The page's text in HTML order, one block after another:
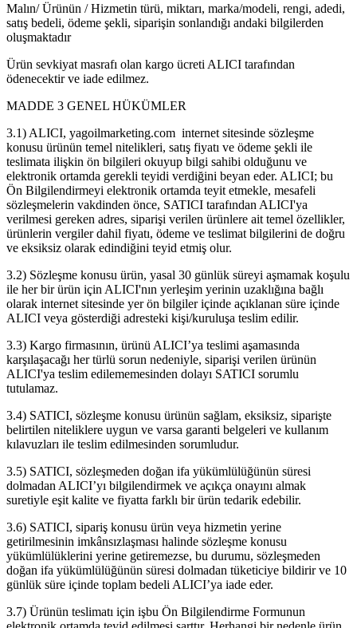
Malın/ Ürünün / Hizmetin türü, miktarı, marka/modeli, rengi, adedi,
satış bedeli, ödeme şekli, siparişin sonlandığı andaki bilgilerden
oluşmaktadır
Ürün sevkiyat masrafı olan kargo ücreti ALICI tarafından
ödenecektir ve iade edilmez.
MADDE 3 GENEL HÜKÜMLER
3.1) ALICI, yagoilmarketing.com internet sitesinde sözleşme
konusu ürünün temel nitelikleri, satış fiyatı ve ödeme şekli ile
teslimata ilişkin ön bilgileri okuyup bilgi sahibi olduğunu ve
elektronik ortamda gerekli teyidi verdiğini beyan eder. ALICI; bu
Ön Bilgilendirmeyi elektronik ortamda teyit etmekle, mesafeli
sözleşmelerin vakdinden önce, SATICI tarafından ALICI'ya
verilmesi gereken adres, siparişi verilen ürünlere ait temel özellikler,
ürünlerin vergiler dahil fiyatı, ödeme ve teslimat bilgilerini de doğru
ve eksiksiz olarak edindiğini teyid etmiş olur.
3.2) Sözleşme konusu ürün, yasal 30 günlük süreyi aşmamak koşulu
ile her bir ürün için ALICI'nın yerleşim yerinin uzaklığına bağlı
olarak internet sitesinde yer ön bilgiler içinde açıklanan süre içinde
ALICI veya gösterdiği adresteki kişi/kuruluşa teslim edilir.
3.3) Kargo firmasının, ürünü ALICI’ya teslimi aşamasında
karşılaşacağı her türlü sorun nedeniyle, siparişi verilen ürünün
ALICI'ya teslim edilememesinden dolayı SATICI sorumlu
tutulamaz.
3.4) SATICI, sözleşme konusu ürünün sağlam, eksiksiz, siparişte
belirtilen niteliklere uygun ve varsa garanti belgeleri ve kullanım
kılavuzları ile teslim edilmesinden sorumludur.
3.5) SATICI, sözleşmeden doğan ifa yükümlülüğünün süresi
dolmadan ALICI’yı bilgilendirmek ve açıkça onayını almak
suretiyle eşit kalite ve fiyatta farklı bir ürün tedarik edebilir.
3.6) SATICI, sipariş konusu ürün veya hizmetin yerine
getirilmesinin imkânsızlaşması halinde sözleşme konusu
yükümlülüklerini yerine getiremezse, bu durumu, sözleşmeden
doğan ifa yükümlülüğünün süresi dolmadan tüketiciye bildirir ve 10
günlük süre içinde toplam bedeli ALICI’ya iade eder.
3.7) Ürünün teslimatı için işbu Ön Bilgilendirme Formunun